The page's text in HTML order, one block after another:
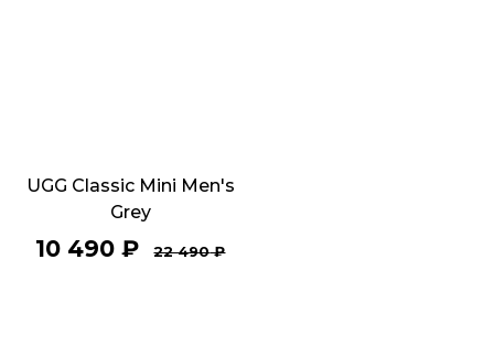
UGG Classic Mini Men's
Grey
10 490 ₽ 22 490₽